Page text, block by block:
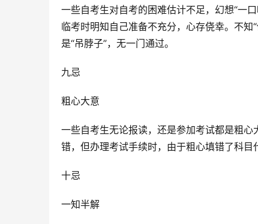
一些自考生对自考的困难估计不足，幻想“一
临考时明知自己准备不充分，心存侥幸。不
是“吊脖子”，无一门通过。
九忌
粗心大意
一些自考生无论报读，还是参加考试都是粗
错，但办理考试手续时，由于粗心填错了科目
十忌
一知半解